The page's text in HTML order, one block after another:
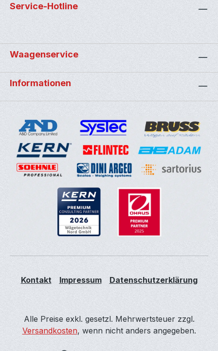
Service-Hotline
Waagenservice
Informationen
Kontakt Impressum Datenschutzerklärung
Alle Preise exkl. gesetzl. Mehrwertsteuer zzgl.
Versandkosten, wenn nicht anders angegeben.